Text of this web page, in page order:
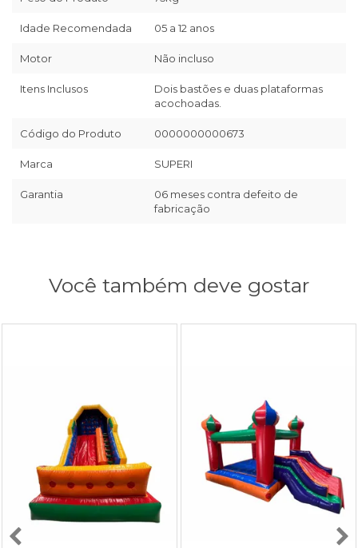
Idade Recomendada 05 a 12 anos
Motor Não incluso
Itens Inclusos
Dois bastões e duas plataformas
acochoadas.
Código do Produto 0000000000673
Marca SUPERI
Garantia
06 meses contra defeito de
fabricação
Você também deve gostar